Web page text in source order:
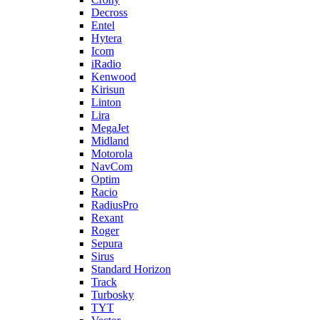
Decross
Entel
Hytera
Icom
iRadio
Kenwood
Kirisun
Linton
Lira
MegaJet
Midland
Motorola
NavCom
Optim
Racio
RadiusPro
Rexant
Roger
Sepura
Sirus
Standard Horizon
Track
Turbosky
TYT